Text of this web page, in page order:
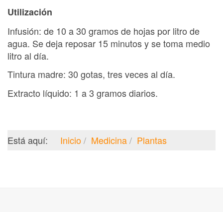
Utilización
Infusión: de 10 a 30 gramos de hojas por litro de
agua. Se deja reposar 15 minutos y se toma medio
litro al día.
Tintura madre: 30 gotas, tres veces al día.
Extracto líquido: 1 a 3 gramos diarios.
Está aquí: Inicio Medicina Plantas